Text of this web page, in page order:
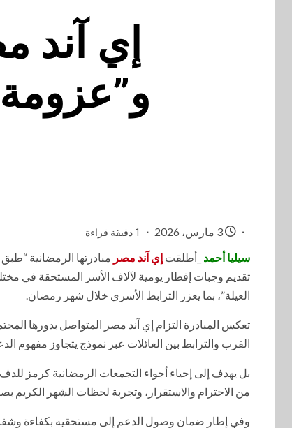
إي آند
1 دقيقة قراءة
سيليا أحمد _أطلقت إي آند مصر مبادرتها الرمضانية
تقديم وجبات إفطار يومية لآلاف الأسر المستحقة في
العيلة”، بما يعزز الترابط الأسري خلال شهر رمضان.
تعكس المبادرة التزام إي آند مصر المتواصل بدورها
القرب والترابط بين العائلات عبر نموذج يتجاوز مفهوم
بل يهدف إلى إحياء أجواء التجمعات الرمضانية كرمز
من الاحترام والاستقرار، وتجربة لحظات الشهر
وفي إطار ضمان وصول الدعم إلى مستحقيه بكفاءة